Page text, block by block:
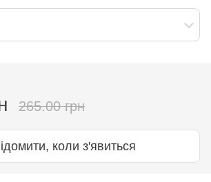
265.00 грн
коли з'явиться